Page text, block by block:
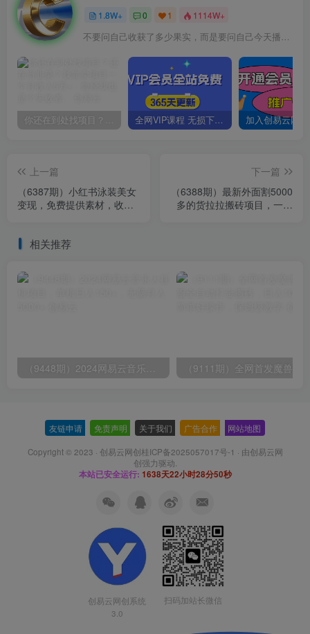
1.8W+ 0 1 1114W+
不要问自己收获了多少果实，而是要问自己今天播种了多少种子
你还在到处找项目？还在当韭菜？我靠卖项目一个月收入5万+，曾经我也是个失败者。 全网VIP课程 无损下载~
上一篇
（6387期）小红书泳装美女
变现，免费提供素材，收益
下一篇
（6388期）最新外面割5000
多的货拉拉搬砖项目，一天
相关推荐
友链申请 免责声明 关于我们 广告合作 网站地图
Copyright © 2023 · 创易云网创桂ICP备2025057017号-1 · 由创易云网
创强力驱动.
本站已安全运行: 1638天22小时28分50秒
创易云网创系统
3.0
扫码加站长微信